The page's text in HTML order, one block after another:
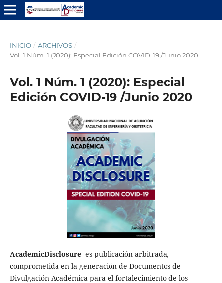
INICIO / ARCHIVOS /
Vol. 1 Núm. 1 (2020): Especial Edición COVID-19 /Junio 2020
Vol. 1 Núm. 1 (2020): Especial
Edición COVID-19 /Junio 2020
AcademicDisclosure es publicación arbitrada,
comprometida en la generación de Documentos de
Divulgación Académica para el fortalecimiento de los